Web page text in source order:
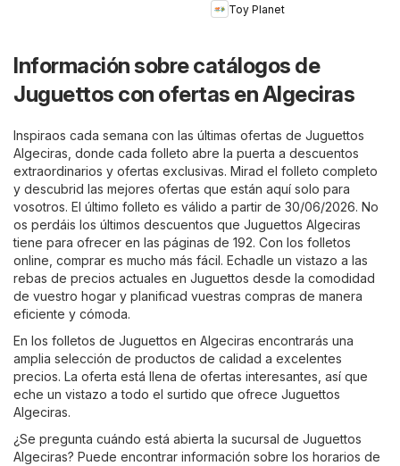
Toy Planet
Información sobre catálogos de
Juguettos con ofertas en Algeciras
Inspiraos cada semana con las últimas ofertas de Juguettos
Algeciras, donde cada folleto abre la puerta a descuentos
extraordinarios y ofertas exclusivas. Mirad el folleto completo
y descubrid las mejores ofertas que están aquí solo para
vosotros. El último folleto es válido a partir de 30/06/2026. No
os perdáis los últimos descuentos que Juguettos Algeciras
tiene para ofrecer en las páginas de 192. Con los folletos
online, comprar es mucho más fácil. Echadle un vistazo a las
rebas de precios actuales en Juguettos desde la comodidad
de vuestro hogar y planificad vuestras compras de manera
eficiente y cómoda.
En los folletos de Juguettos en Algeciras encontrarás una
amplia selección de productos de calidad a excelentes
precios. La oferta está llena de ofertas interesantes, así que
eche un vistazo a todo el surtido que ofrece Juguettos
Algeciras.
¿Se pregunta cuándo está abierta la sucursal de Juguettos
Algeciras? Puede encontrar información sobre los horarios de